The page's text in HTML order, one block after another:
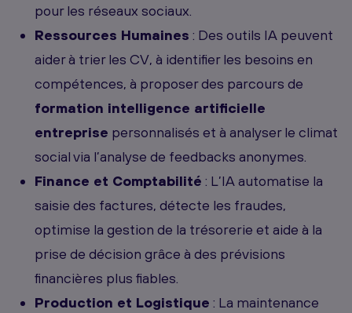
pour les réseaux sociaux.
Ressources Humaines : Des outils IA peuvent
aider à trier les CV, à identifier les besoins en
compétences, à proposer des parcours de
formation intelligence artificielle
entreprise personnalisés et à analyser le climat
social via l’analyse de feedbacks anonymes.
Finance et Comptabilité : L’IA automatise la
saisie des factures, détecte les fraudes,
optimise la gestion de la trésorerie et aide à la
prise de décision grâce à des prévisions
financières plus fiables.
Production et Logistique : La maintenance